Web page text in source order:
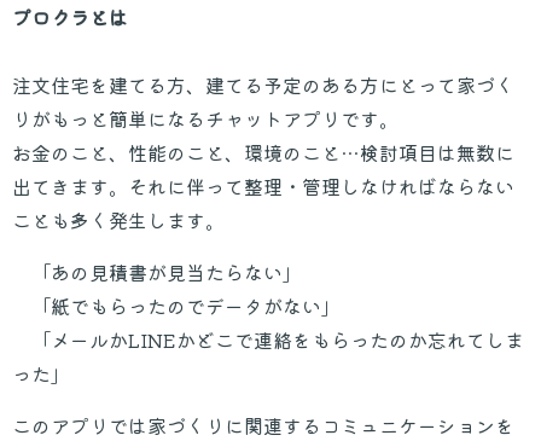
プロクラとは
注文住宅を建てる方、建てる予定のある方にとって家づく
りがもっと簡単になるチャットアプリです。
お金のこと、性能のこと、環境のこと…検討項目は無数に
出てきます。 それに伴って整理・管理しなければならない
ことも多く発生します。
「あの見積書が見当たらない」
「紙でもらったのでデータがない」
「メールかLINEかどこで連絡をもらったのか忘れてしま
った」
このアプリでは家づくりに関連するコミュニケーションを